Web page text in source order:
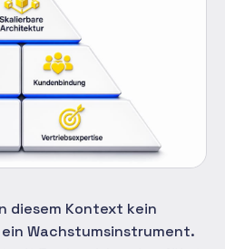
diesem Kontext kein
Wachstumsinstrument.